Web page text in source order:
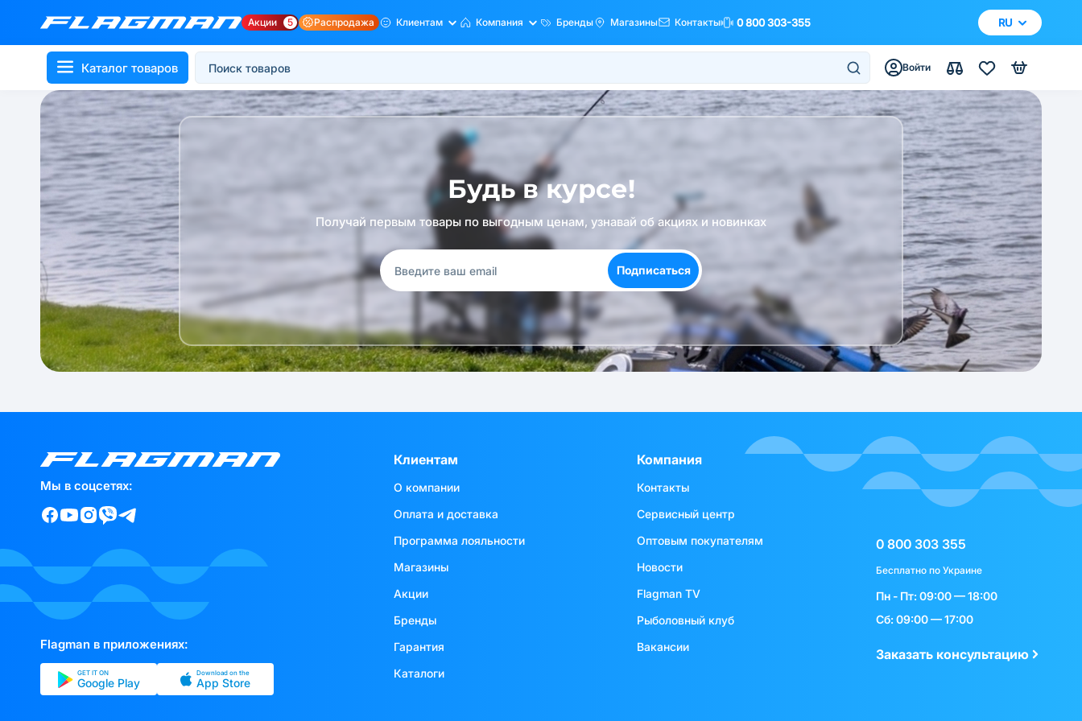
Акции 5 Распродажа Клиентам Компания Бренды Магазины Контакты 0 800 303-355 RU
Каталог товаров Войти
Будь в курсе!
Получай первым товары по выгодным ценам, узнавай об акциях и новинках
Подписаться
Мы в соцсетях:
Flagman в приложениях:
GET IT ON
Google Play
Download on the
App Store
Клиентам
О компании
Оплата и доставка
Программа лояльности
Магазины
Акции
Бренды
Гарантия
Каталоги
Компания
Контакты
Сервисный центр
Оптовым покупателям
Новости
Flagman TV
Рыболовный клуб
Вакансии
0 800 303 355
Бесплатно по Украине
Пн - Пт: 09:00 — 18:00
Сб: 09:00 — 17:00
Заказать консультацию